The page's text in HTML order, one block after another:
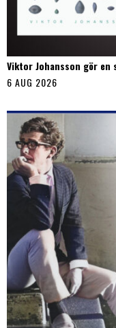
Viktor Johansson gör
6 AUG 2026